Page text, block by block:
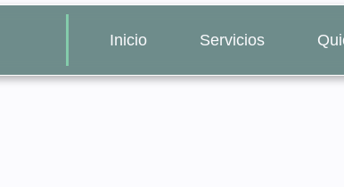
Inicio Servicios